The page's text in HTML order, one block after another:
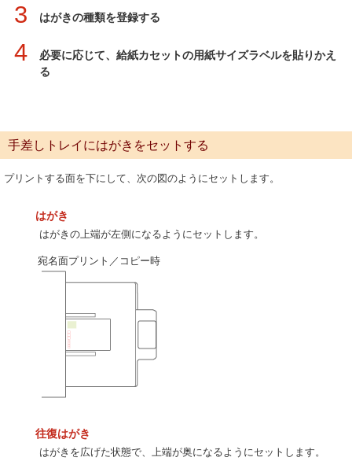
3 はがきの種類を登録する
4
必要に応じて、給紙カセットの用紙サイズラベルを貼りかえ
る
手差しトレイにはがきをセットする
プリントする面を下にして、次の図のようにセットします。
はがき
はがきの上端が左側になるようにセットします。
宛名面プリント／コピー時
往復はがき
はがきを広げた状態で、上端が奥になるようにセットします。